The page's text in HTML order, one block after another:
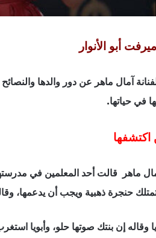
أبو الأنوار
آمال ماهر عن دور والدها
في حياتها.
ماهر قالت أحد المعلمين في
تمتلك حنجرة ذهبية ويجب أن يدعمها،
وقاله إن بنتك صوتها حلو، وأبويا